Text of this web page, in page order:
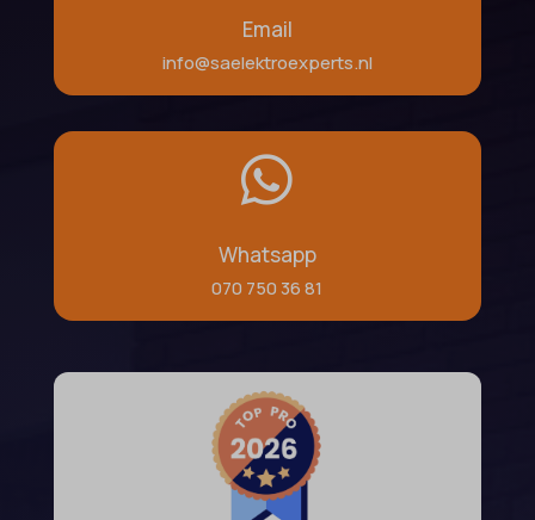
Email
info@saelektroexperts.nl

Whatsapp
070 750 36 81